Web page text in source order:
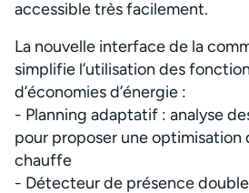
accessible très facilement.
La nouvelle interface de la
simplifie l’utilisation des
d’économies d’énergie :
- Planning adaptatif : analyse
pour proposer une optimisation
chauffe
- Détecteur de présence